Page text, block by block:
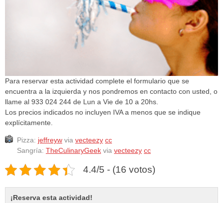
¡Reserva esta actividad!
Para reservar esta actividad complete el formulario que se
encuentra a la izquierda y nos pondremos en contacto con usted, o
llame al 933 024 244 de Lun a Vie de 10 a 20hs.
Los precios indicados no incluyen IVA a menos que se indique
explícitamente.
Pizza: jeffreyw via vecteezy cc
Sangría: TheCulinaryGeek via vecteezy cc
4.4/5 - (16 votos)